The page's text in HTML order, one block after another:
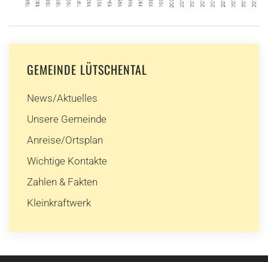
GEMEINDE LÜTSCHENTAL
News/Aktuelles
Unsere Gemeinde
Anreise/Ortsplan
Wichtige Kontakte
Zahlen & Fakten
Kleinkraftwerk